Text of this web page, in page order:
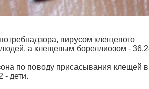
вирусом клещевого
а клещевым бореллиозом -
по поводу присасывания клещей в
- дети.